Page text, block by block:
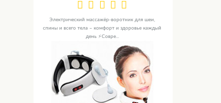
Электрический массажёр-воротник для шеи,
спины и всего тела – комфорт и здоровье каждый
день ⚡Совре...